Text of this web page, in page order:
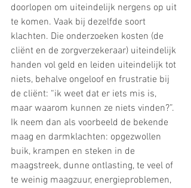
doorlopen om uiteindelijk nergens op uit
te komen. Vaak bij dezelfde soort
klachten. Die onderzoeken kosten (de
cliënt en de zorgverzekeraar) uiteindelijk
handen vol geld en leiden uiteindelijk tot
niets, behalve ongeloof en frustratie bij
de cliënt: “ik weet dat er iets mis is,
maar waarom kunnen ze niets vinden?”.
Ik neem dan als voorbeeld de bekende
maag en darmklachten: opgezwollen
buik, krampen en steken in de
maagstreek, dunne ontlasting, te veel of
te weinig maagzuur, energieproblemen,